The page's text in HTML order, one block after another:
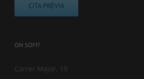
CITA PRÈVIA
ON SOM?
Carrer Major, 19